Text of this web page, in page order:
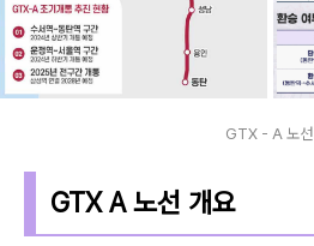
GTX - A 노선
GTX A 노선 개요